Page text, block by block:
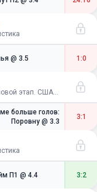
@ 3.5 1:0
Футбол / Чемпионат мира 2026. Групповой этап. США-Канада-Мексика
больше голов:
Поровну @ 3.3
3:1
П1 @ 4.4 3:2